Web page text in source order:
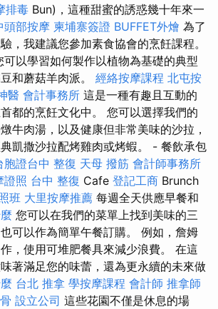
排毒 Bun)，這種甜蜜的誘惑幾十年來一
頭部按摩 柬埔寨簽證 BUFFET外燴 為了
，我建議您參加素食協會的烹飪課程。
可以學習如何製作以植物為基礎的典型
和蘑菇羊肉派。 經絡按摩課程 北屯按
醫 會計事務所 這是一種有趣且互動的
都的烹飪文化中。 您可以選擇我們的
牛肉湯，以及健康但非常美味的沙拉，
凱撒沙拉配烤雞肉或烤蝦。 - 餐飲承包
胞證台中 整復 天母 撥筋 會計師事務所
證照 台中 整復 Cafe 登記工商 Brunch
班 大里按摩推薦 每週全天供應早餐和
您可以在我們的菜單上找到美味的三
可以作為簡單午餐訂購。 例如，詹姆
，使用可堆肥餐具來減少浪費。 在這
著滿足您的味蕾，還為更永續的未來做
台北 推拿 學按摩課程 會計師 推拿師
設立公司 這些花園不僅是休息的場